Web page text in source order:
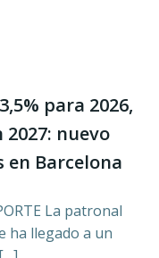
para 2026,
2027: nuevo
en Barcelona
La patronal
ha llegado a un